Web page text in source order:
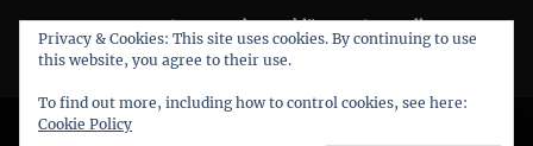
DANIEL WEBER Datenschutzerklärung
Proudly
powered by WordPress
Privacy & Cookies: This site uses cookies. By continuing to use
this website, you agree to their use.
To find out more, including how to control cookies, see here:
Cookie Policy